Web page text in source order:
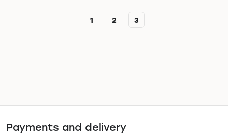
1 2 3
Payments and delivery